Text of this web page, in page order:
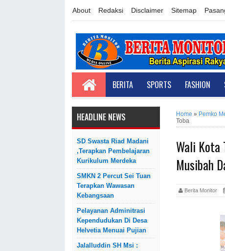
About Redaksi Disclaimer Sitemap
BERITA SPORTS FASHION
HEADLINE NEWS
SD Swasta Riad Madani
,Terapkan Pembelajaran
Kurikulum Merdeka
SMKN 2 Percut Sei Tuan
Terapkan Wawasan
Kebangsaan
Pelayanan Adminitrasi
Kependudukan Di Desa
Helvetia Menuai Pujian
Jalalluddin SH Msi :
Home » Pemko
Toba
Wali Kota
Musibah
Berita Monitor